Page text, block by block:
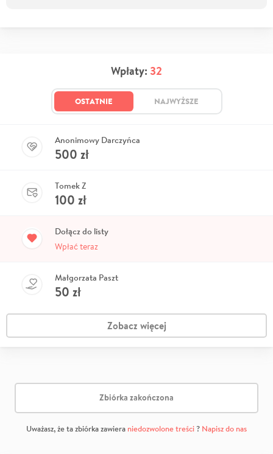
Wpłaty: 32
OSTATNIE NAJWYŻSZE
Anonimowy Darczyńca
500 zł
Tomek Z
100 zł
Dołącz do listy
Wpłać teraz
Małgorzata Paszt
50 zł
Zobacz więcej
Zbiórka zakończona
Uważasz, że ta zbiórka zawiera niedozwolone treści? Napisz do nas